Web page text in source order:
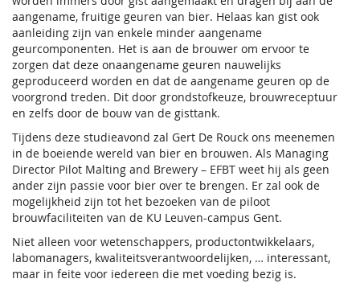
aangename, fruitige geuren van bier. Helaas kan gist ook
aanleiding zijn van enkele minder aangename
geurcomponenten. Het is aan de brouwer om ervoor te
zorgen dat deze onaangename geuren nauwelijks
geproduceerd worden en dat de aangename geuren op de
voorgrond treden. Dit door grondstofkeuze, brouwreceptuur
en zelfs door de bouw van de gisttank.
Tijdens deze studieavond zal Gert De Rouck ons meenemen
in de boeiende wereld van bier en brouwen. Als Managing
Director Pilot Malting and Brewery – EFBT weet hij als geen
ander zijn passie voor bier over te brengen. Er zal ook de
mogelijkheid zijn tot het bezoeken van de piloot
brouwfaciliteiten van de KU Leuven-campus Gent.
Niet alleen voor wetenschappers, productontwikkelaars,
labomanagers, kwaliteitsverantwoordelijken, … interessant,
maar in feite voor iedereen die met voeding bezig is.